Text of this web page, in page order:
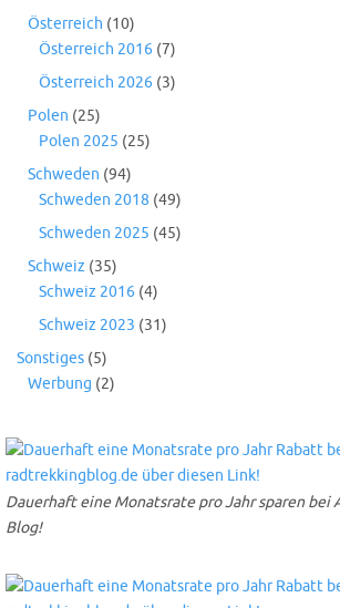
Österreich (10)
Österreich 2016 (7)
Österreich 2026 (3)
Polen (25)
Polen 2025 (25)
Schweden (94)
Schweden 2018 (49)
Schweden 2025 (45)
Schweiz (35)
Schweiz 2016 (4)
Schweiz 2023 (31)
Sonstiges (5)
Werbung (2)
Dauerhaft eine Monatsrate pro Jahr sparen bei
Blog!